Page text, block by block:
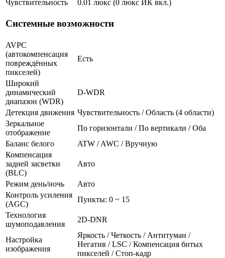
Чувствительность 0.01 люкс (0 люкс ИК вкл.)
Системные возможности
AVPC
(автокомпенсация
повреждённых
пикселей)
Есть
Широкий
динамический
диапазон (WDR)
D-WDR
Детекция движения Чувствительность / Область (4 области)
Зеркальное
отображение
По горизонтали / По вертикали / Оба
Баланс белого
ATW / AWC / Вручную
Компенсация
задней засветки
(BLC)
Авто
Режим день/ночь
Авто
Контроль усиления
(AGC)
Пункты: 0 ~ 15
Технология
шумоподавления
2D-DNR
Настройка
изображения
Яркость / Четкость / Антитуман /
Негатив / LSC / Компенсация битых
пикселей / Стоп-кадр